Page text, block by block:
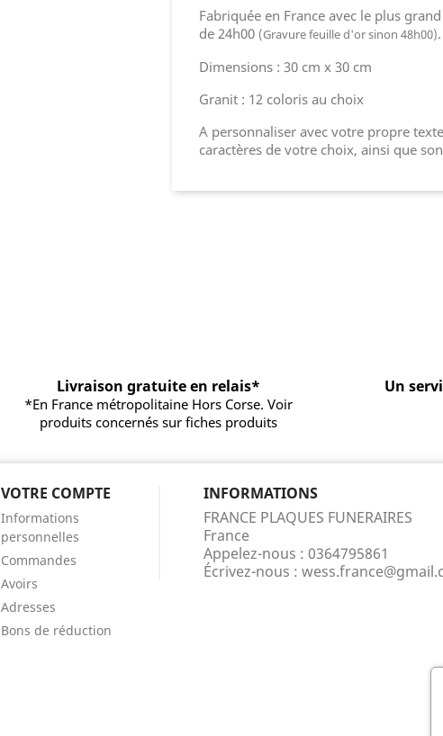
Fabriquée en France avec le plus
de 24h00 (Gravure feuille d'or sinon 48h00).
Dimensions : 30 cm x 30 cm
Granit : 12 coloris au choix
A personnaliser avec votre propre
caractères de votre choix, ainsi que
Livraison gratuite en relais*
*En France métropolitaine Hors Corse. Voir
produits concernés sur fiches produits
Un
VOTRE COMPTE
Informations
personnelles
Commandes
Avoirs
Adresses
Bons de réduction
INFORMATIONS
FRANCE PLAQUES FUNERAIRES
France
Appelez-nous : 0364795861
Écrivez-nous :